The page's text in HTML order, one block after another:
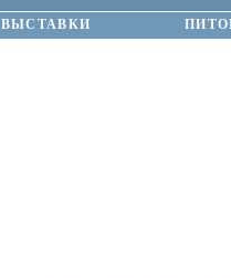
ВЫСТАВКИ